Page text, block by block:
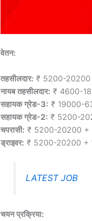
वेतन:
तहसीलदार: ₹ 5200-20200
नायब तहसीलदार: ₹ 4600-
सहायक ग्रेड-3: ₹ 19000-
सहायक ग्रेड-2: ₹ 5200-
चपरासी: ₹ 5200-20200 +
ड्राइवर: ₹ 5200-20200 +
LATEST JOB
चयन प्रक्रिया: